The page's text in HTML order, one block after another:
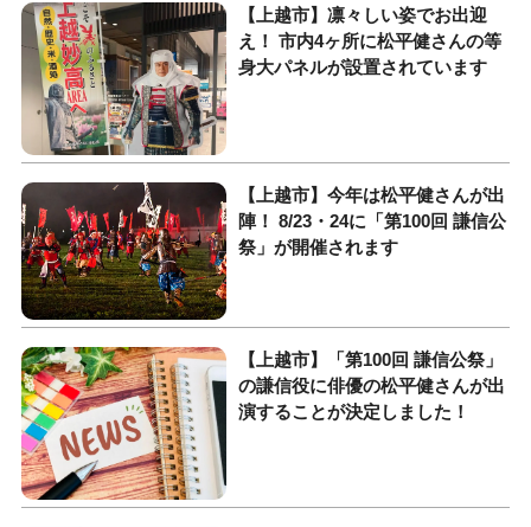
【上越市】凛々しい姿でお出迎
え！ 市内4ヶ所に松平健さんの等
身大パネルが設置されています
【上越市】今年は松平健さんが出
陣！ 8/23・24に「第100回 謙信公
祭」が開催されます
【上越市】「第100回 謙信公祭」
の謙信役に俳優の松平健さんが出
演することが決定しました！